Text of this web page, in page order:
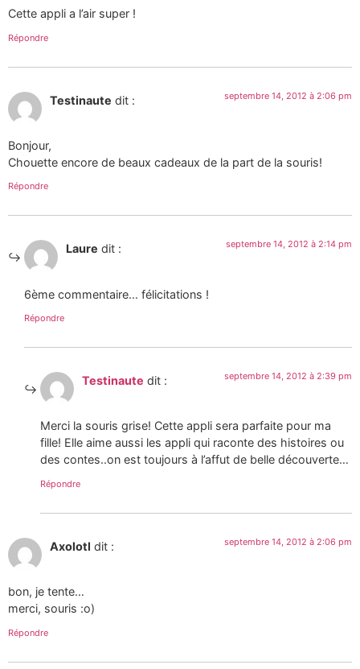
Cette appli a l’air super !
Répondre
Testinaute dit : septembre 14, 2012 à 2:06 pm
Bonjour,
Chouette encore de beaux cadeaux de la part de la souris!
Répondre
Laure dit : septembre 14, 2012 à 2:14 pm
6ème commentaire… félicitations !
Répondre
Testinaute dit : septembre 14, 2012 à 2:39 pm
Merci la souris grise! Cette appli sera parfaite pour ma
fille! Elle aime aussi les appli qui raconte des histoires ou
des contes..on est toujours à l’affut de belle découverte…
Répondre
Axolotl dit : septembre 14, 2012 à 2:06 pm
bon, je tente…
merci, souris :o)
Répondre